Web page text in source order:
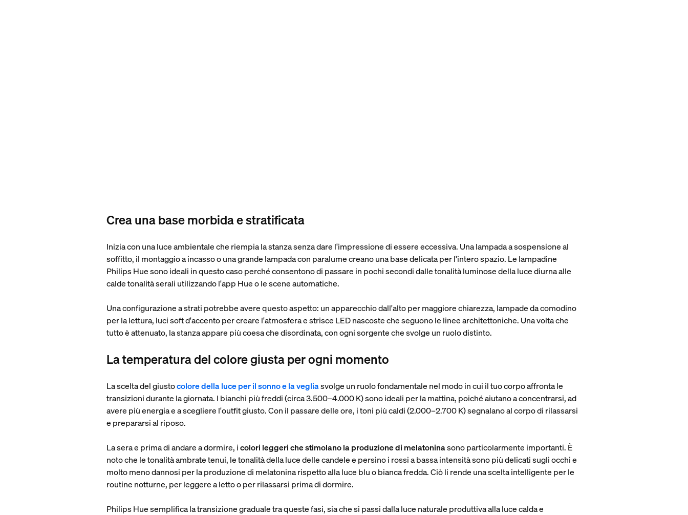
Crea una base morbida e stratificata
Inizia con una luce ambientale che riempia la stanza senza dare l'impressione di essere eccessiva. Una lampada a sospensione al
soffitto, il montaggio a incasso o una grande lampada con paralume creano una base delicata per l'intero spazio. Le lampadine
Philips Hue sono ideali in questo caso perché consentono di passare in pochi secondi dalle tonalità luminose della luce diurna alle
calde tonalità serali utilizzando l'app Hue o le scene automatiche.
Una configurazione a strati potrebbe avere questo aspetto: un apparecchio dall'alto per maggiore chiarezza, lampade da comodino
per la lettura, luci soft d'accento per creare l'atmosfera e strisce LED nascoste che seguono le linee architettoniche. Una volta che
tutto è attenuato, la stanza appare più coesa che disordinata, con ogni sorgente che svolge un ruolo distinto.
La temperatura del colore giusta per ogni momento
La scelta del giustocolore della luce per il sonno e la vegliasvolge un ruolo fondamentale nel modo in cui il tuo corpo affronta le
transizioni durante la giornata. I bianchi più freddi (circa 3.500–4.000 K) sono ideali per la mattina, poiché aiutano a concentrarsi, ad
avere più energia e a scegliere l'outfit giusto. Con il passare delle ore, i toni più caldi (2.000–2.700 K) segnalano al corpo di rilassarsi
e prepararsi al riposo.
La sera e prima di andare a dormire, icolori leggeri che stimolano la produzione di melatoninasono particolarmente importanti. È
noto che le tonalità ambrate tenui, le tonalità della luce delle candele e persino i rossi a bassa intensità sono più delicati sugli occhi e
molto meno dannosi per la produzione di melatonina rispetto alla luce blu o bianca fredda. Ciò li rende una scelta intelligente per le
routine notturne, per leggere a letto o per rilassarsi prima di dormire.
Philips Hue semplifica la transizione graduale tra queste fasi, sia che si passi dalla luce naturale produttiva alla luce calda e